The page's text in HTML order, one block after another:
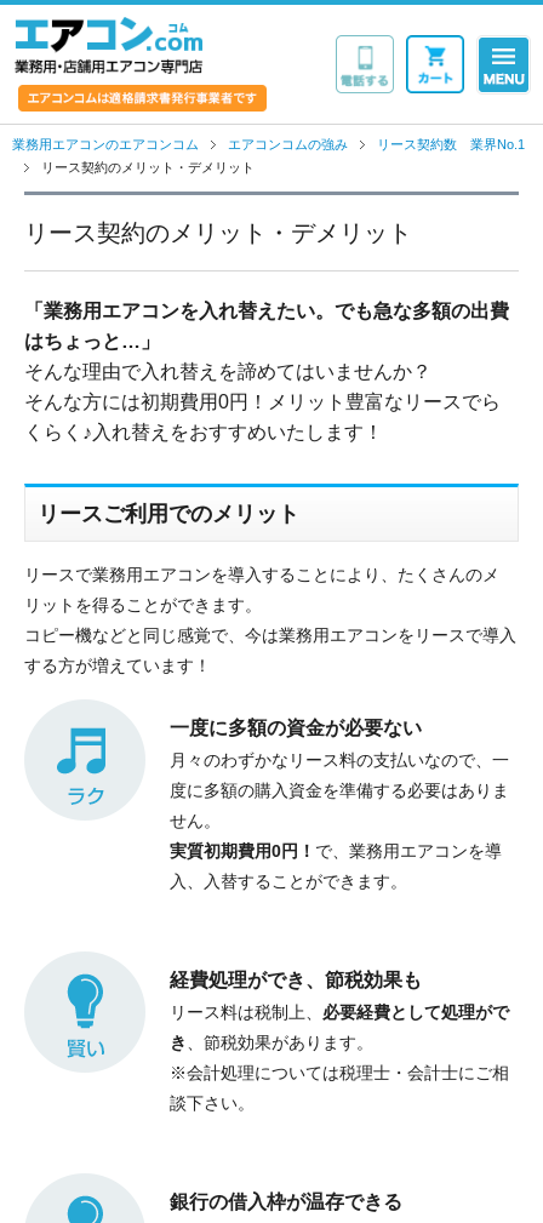
業務用エアコンのエアコンコム エアコンコムの強み
リース契約数 業界No.1
リース契約のメリット・デメリット
リース契約のメリット・デメリット
「業務用エアコンを入れ替えたい。でも急な多額の出費
はちょっと…」
そんな理由で入れ替えを諦めてはいませんか？
そんな方には初期費用0円！メリット豊富なリースでら
くらく♪入れ替えをおすすめいたします！
リースご利用でのメリット
リースで業務用エアコンを導入することにより、たくさんのメ
リットを得ることができます。
コピー機などと同じ感覚で、今は業務用エアコンをリースで導入
する方が増えています！
一度に多額の資金が必要ない
月々のわずかなリース料の支払いなので、一
度に多額の購入資金を準備する必要はありま
せん。
実質初期費用0円！ で、業務用エアコンを導
入、入替することができます。
経費処理ができ、節税効果も
リース料は税制上、 必要経費として処理がで
き
、節税効果があります。
※会計処理については税理士・会計士にご相
談下さい。
銀行の借入枠が温存できる